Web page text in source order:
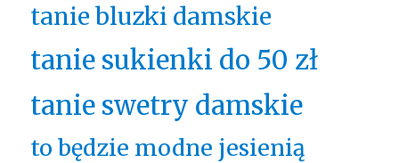
tanie bluzki damskie
tanie sukienki do 50 zł
tanie swetry damskie
to będzie modne jesienią